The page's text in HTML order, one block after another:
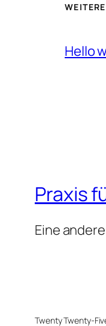
Hello
Praxis
Eine
Twenty Twenty-